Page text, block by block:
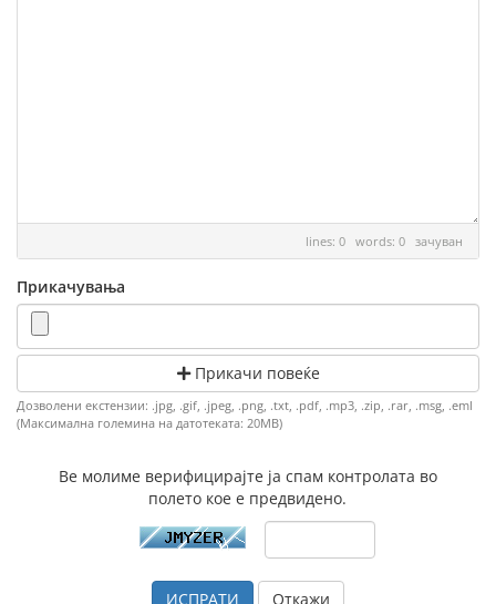
lines: 0 words: 0 зачуван
Прикачувања
Прикачи повеќе
Дозволени екстензии: .jpg, .gif, .jpeg, .png, .txt, .pdf, .mp3, .zip, .rar, .msg, .eml
(Максимална големина на датотеката: 20MB)
Ве молиме верифицирајте ја спам контролата во
полето кое е предвидено.
Откажи